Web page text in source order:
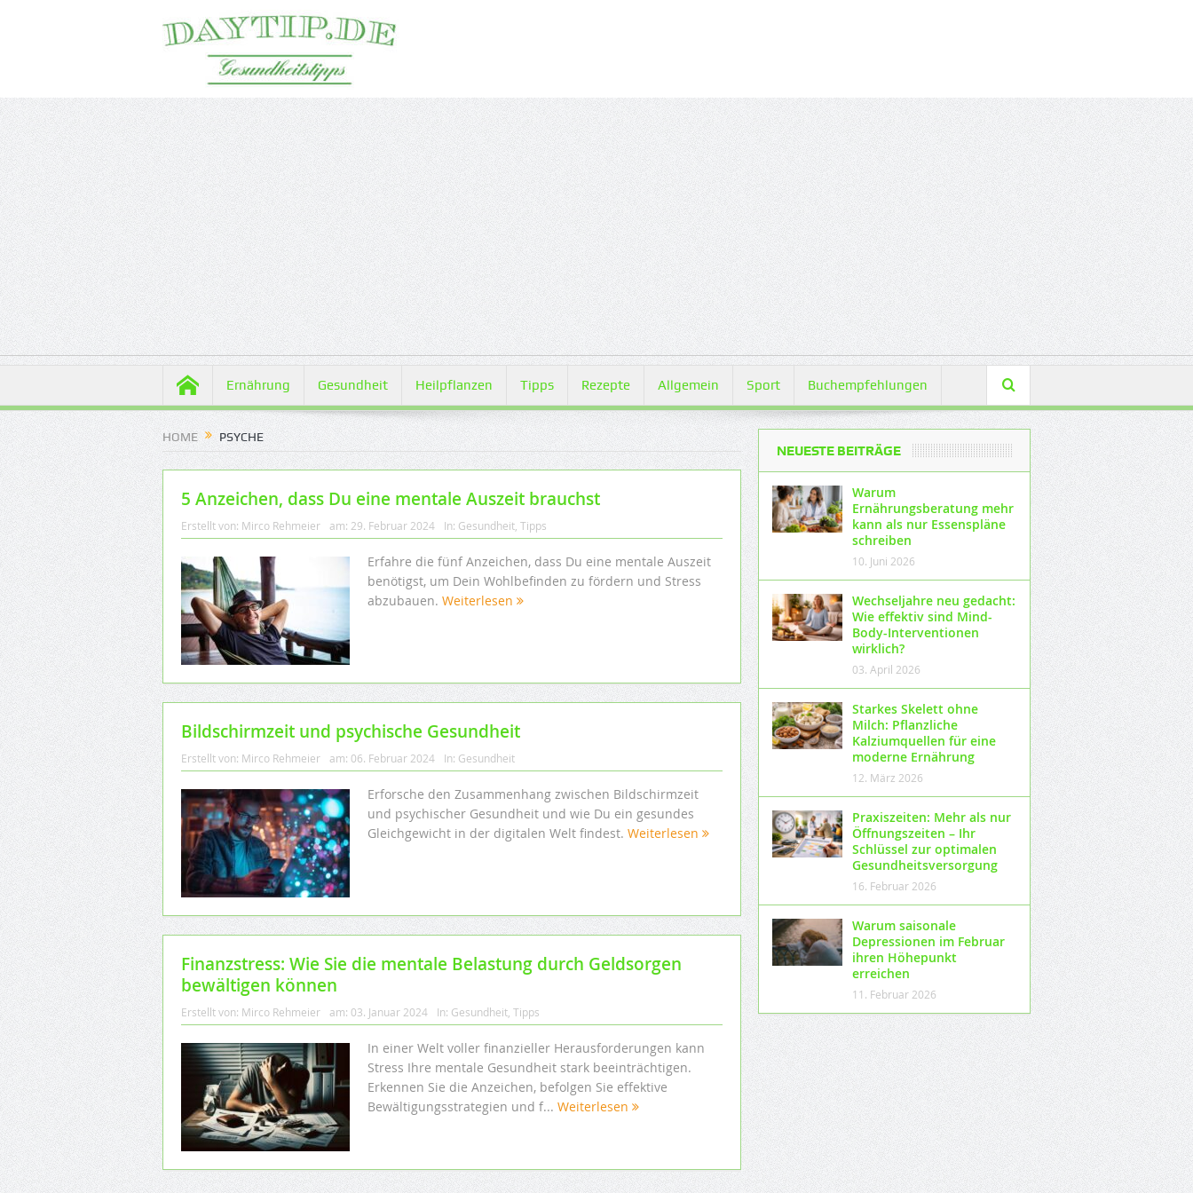
Ernährung Gesundheit Heilpflanzen Tipps Rezepte Allgemein Sport Buchempfehlungen
HOME PSYCHE
5 Anzeichen, dass Du eine mentale Auszeit brauchst
Erstellt von: Mirco Rehmeier am: 29. Februar 2024 In: Gesundheit Tipps
Erfahre die fünf Anzeichen, dass Du eine mentale Auszeit
benötigst, um Dein Wohlbefinden zu fördern und Stress
abzubauen. Weiterlesen
Bildschirmzeit und psychische Gesundheit
Erstellt von: Mirco Rehmeier am: 06. Februar 2024 In: Gesundheit
Erforsche den Zusammenhang zwischen Bildschirmzeit
und psychischer Gesundheit und wie Du ein gesundes
Gleichgewicht in der digitalen Welt findest. Weiterlesen
Finanzstress: Wie Sie die mentale Belastung durch Geldsorgen
bewältigen können
Erstellt von: Mirco Rehmeier am: 03. Januar 2024 In: Gesundheit Tipps
In einer Welt voller finanzieller Herausforderungen kann
Stress Ihre mentale Gesundheit stark beeinträchtigen.
Erkennen Sie die Anzeichen, befolgen Sie effektive
Bewältigungsstrategien und f... Weiterlesen
NEUESTE BEITRÄGE
Warum
Ernährungsberatung mehr
kann als nur Essenspläne
schreiben
10. Juni 2026
Wechseljahre neu gedacht:
Wie effektiv sind Mind-
Body-Interventionen
wirklich?
03. April 2026
Starkes Skelett ohne
Milch: Pflanzliche
Kalziumquellen für eine
moderne Ernährung
12. März 2026
Praxiszeiten: Mehr als nur
Öffnungszeiten – Ihr
Schlüssel zur optimalen
Gesundheitsversorgung
16. Februar 2026
Warum saisonale
Depressionen im Februar
ihren Höhepunkt
erreichen
11. Februar 2026